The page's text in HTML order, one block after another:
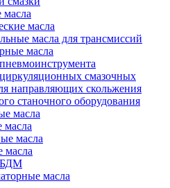
масла
масла для трансмиссий
масла
смазочных
направляющих скольжения
станочного оборудования
масла
масла
масла
масла
БДМ
масла